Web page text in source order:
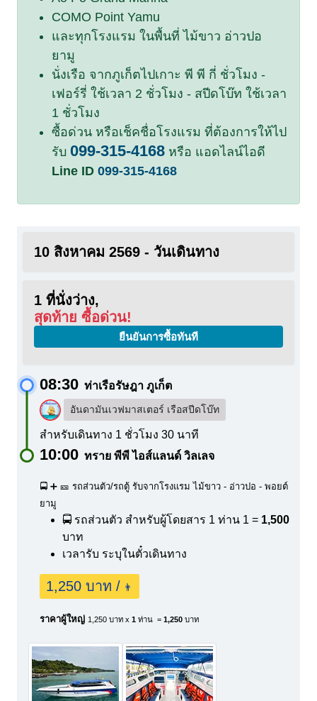
COMO Point Yamu
และทุกโรงแรม ในพื้นที่ ไม้ขาว อ่าวปอ
ยามู
นั่งเรือ จากภูเก็ตไปเกาะ พี พี กี่ ชั่วโมง -
เฟอร์รี่ ใช้เวลา 2 ชั่วโมง - สปีดโบ๊ท ใช้เวลา
1 ชั่วโมง
ซื้อด่วน หรือเช็คชื่อโรงแรม ที่ต้องการให้ไป
รับ 099-315-4168 หรือ แอดไลน์ไอดี
Line ID 099-315-4168
10 สิงหาคม 2569 - วันเดินทาง
1 ที่นั่งว่าง,
สุดท้าย ซื้อด่วน!
ยืนยันการซื้อทันที
08:30 ท่าเรือรัษฎา ภูเก็ต
อันดามันเวฟมาสเตอร์ เรือสปีดโบ๊ท
สำหรับเดินทาง 1 ชั่วโมง 30 นาที
10:00 ทราย พีพี ไอส์แลนด์ วิลเลจ
🚍 ➕ 🎫 รถส่วนตัว/รถตู้ รับจากโรงแรม ไม้ขาว - อ่าวปอ - พอยต์
ยามู
🚍 รถส่วนตัว สำหรับผู้โดยสาร 1 ท่าน 1 = 1,500
บาท
เวลารับ ระบุในตั๋วเดินทาง
1,250 บาท / 👨
ราคาผู้ใหญ่ 1,250 บาท x 1 ท่าน = 1,250 บาท